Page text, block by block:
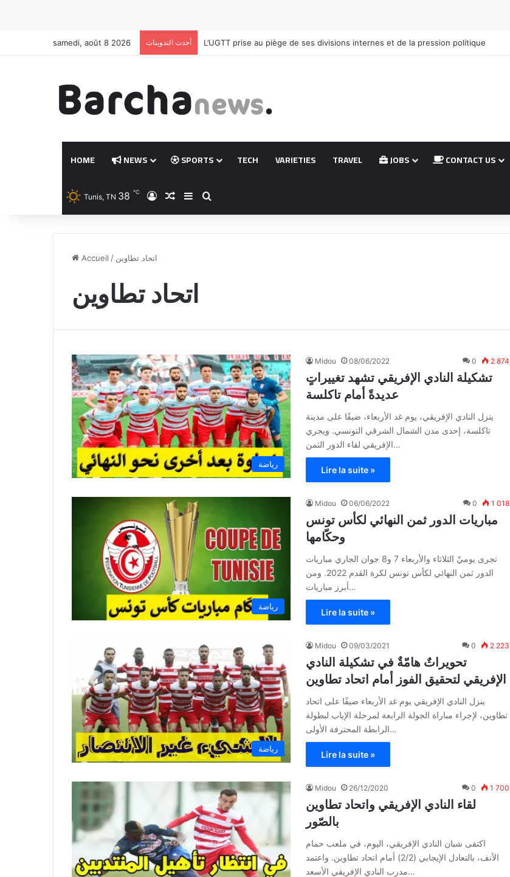
samedi, août 8 2026 أحدث التدوينات L’UGTT prise au piège de ses divisions internes et de la pression politique
HOME NEWS SPORTS TECH VARIETIES TRAVEL JOBS CONTACT US
Tunis, TN 38 ℃ Connexion
Article Aléatoire
Sidebar (barre latérale)
Accueil / اتحاد تطاوين
اتحاد تطاوين
رياضة
Midou 08/06/2022 0 2 874
تشكيلة النادي الإفريقي تشهد تغييراتٍ
عديدةً أمام تاكلسة
ينزل النادي الإفريقي، يوم غد الأربعاء، ضيفًا على مدينة
تاكلسة، إحدى مدن الشمال الشرقي التونسي. ويجري
الإفريقي لقاء الدور الثمن…
Lire la suite »
رياضة
Midou 06/06/2022 0 1 018
مباريات الدور ثمن النهائي لكأس تونس
وحكّامها
تجرى يوميْ الثلاثاء والأربعاء 7 و8 جوان الجاري مباريات
الدور ثمن النهائي لكأس تونس لكرة القدم 2022. ومن
أبرز مباريات…
Lire la suite »
رياضة
Midou 09/03/2021 0 2 223
تحويراتٌ هامّةٌ في تشكيلة النادي
الإفريقي لتحقيق الفوز أمام اتحاد تطاوين
ينزل النادي الإفريقي يوم غد الأربعاء ضيفًا على اتحاد
تطاوين، لإجراء مباراة الجولة الرابعة لمرحلة الإياب لبطولة
الرابطة المحترفة الأولى…
Lire la suite »
Midou 26/12/2020 0 1 700
لقاء النادي الإفريقي واتحاد تطاوين
بالصّور
اكتفى شبان النادي الإفريقي، اليوم، في ملعب حمام
الأنف، بالتعادل الإيجابي (2/2) أمام اتحاد تطاوين. واعتمد
مدرب النادي الإفريقي الأسعد…